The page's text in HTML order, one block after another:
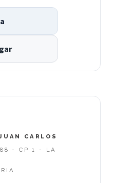
CARLOS
- CP 1 - LA